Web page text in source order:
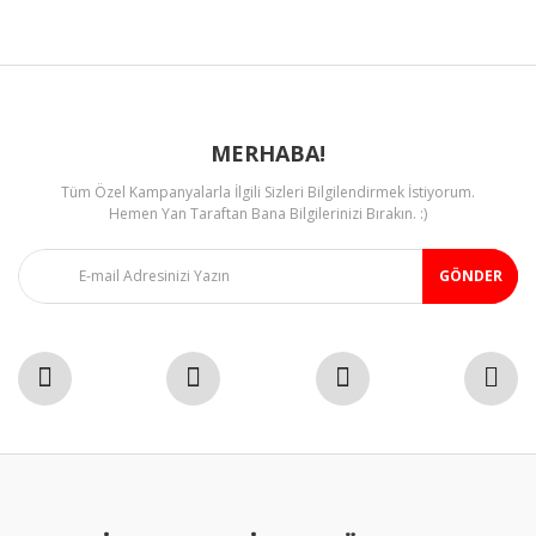
Gönder
MERHABA!
Tüm Özel Kampanyalarla İlgili Sizleri Bilgilendirmek İstiyorum.
Hemen Yan Taraftan Bana Bilgilerinizi Bırakın. :)
GÖNDER